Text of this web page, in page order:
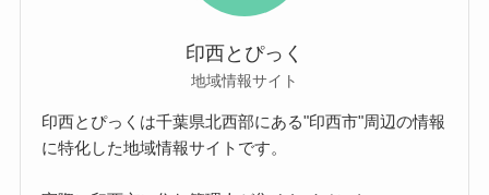
印西とぴっく
地域情報サイト
印西とぴっくは千葉県北西部にある"印西市"周辺の情報
に特化した地域情報サイトです。